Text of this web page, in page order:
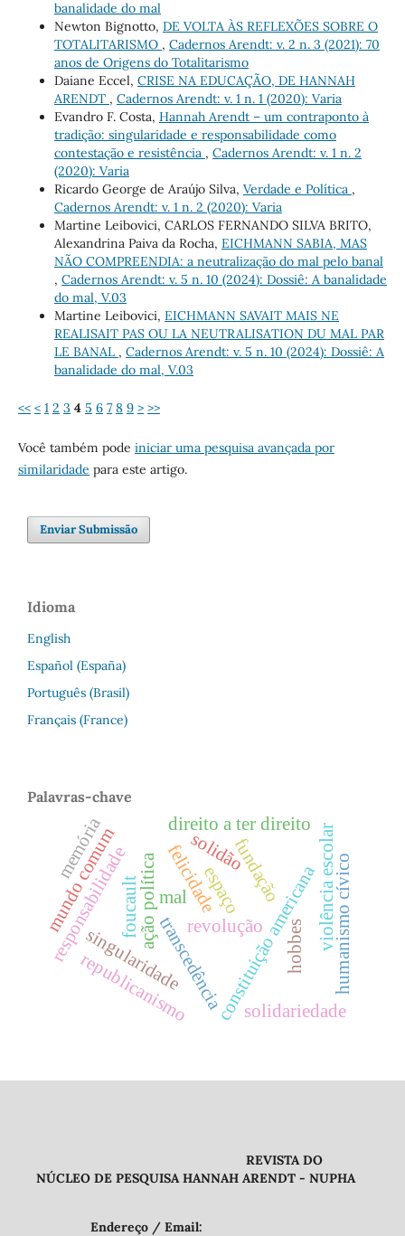
banalidade do mal
Newton Bignotto, DE VOLTA ÀS REFLEXÕES SOBRE O
TOTALITARISMO , Cadernos Arendt: v. 2 n. 3 (2021): 70
anos de Origens do Totalitarismo
Daiane Eccel, CRISE NA EDUCAÇÃO, DE HANNAH
ARENDT , Cadernos Arendt: v. 1 n. 1 (2020): Varia
Evandro F. Costa, Hannah Arendt – um contraponto à
tradição: singularidade e responsabilidade como
contestação e resistência , Cadernos Arendt: v. 1 n. 2
(2020): Varia
Ricardo George de Araújo Silva, Verdade e Política ,
Cadernos Arendt: v. 1 n. 2 (2020): Varia
Martine Leibovici, CARLOS FERNANDO SILVA BRITO,
Alexandrina Paiva da Rocha, EICHMANN SABIA, MAS
NÃO COMPREENDIA: a neutralização do mal pelo banal
, Cadernos Arendt: v. 5 n. 10 (2024): Dossiê: A banalidade
do mal, V.03
Martine Leibovici, EICHMANN SAVAIT MAIS NE
REALISAIT PAS OU LA NEUTRALISATION DU MAL PAR
LE BANAL , Cadernos Arendt: v. 5 n. 10 (2024): Dossiê: A
banalidade do mal, V.03
<< < 1 2 3 4 5 6 7 8 9 > >>
Você também pode iniciar uma pesquisa avançada por
similaridade para este artigo.
Enviar Submissão
Idioma
English
Español (España)
Português (Brasil)
Français (France)
Palavras-chave
fundação
felicidade
espaço
singularidade
responsabilidade constituição americana
revolução
transcedência
ação política
direito a ter direito
solidariedade
solidão
mundo comum violência escolar
foucault humanismo cívico
republicanismo
hobbes
memória
mal
REVISTA DO
NÚCLEO DE PESQUISA HANNAH ARENDT - NUPHA
Endereço / Email: